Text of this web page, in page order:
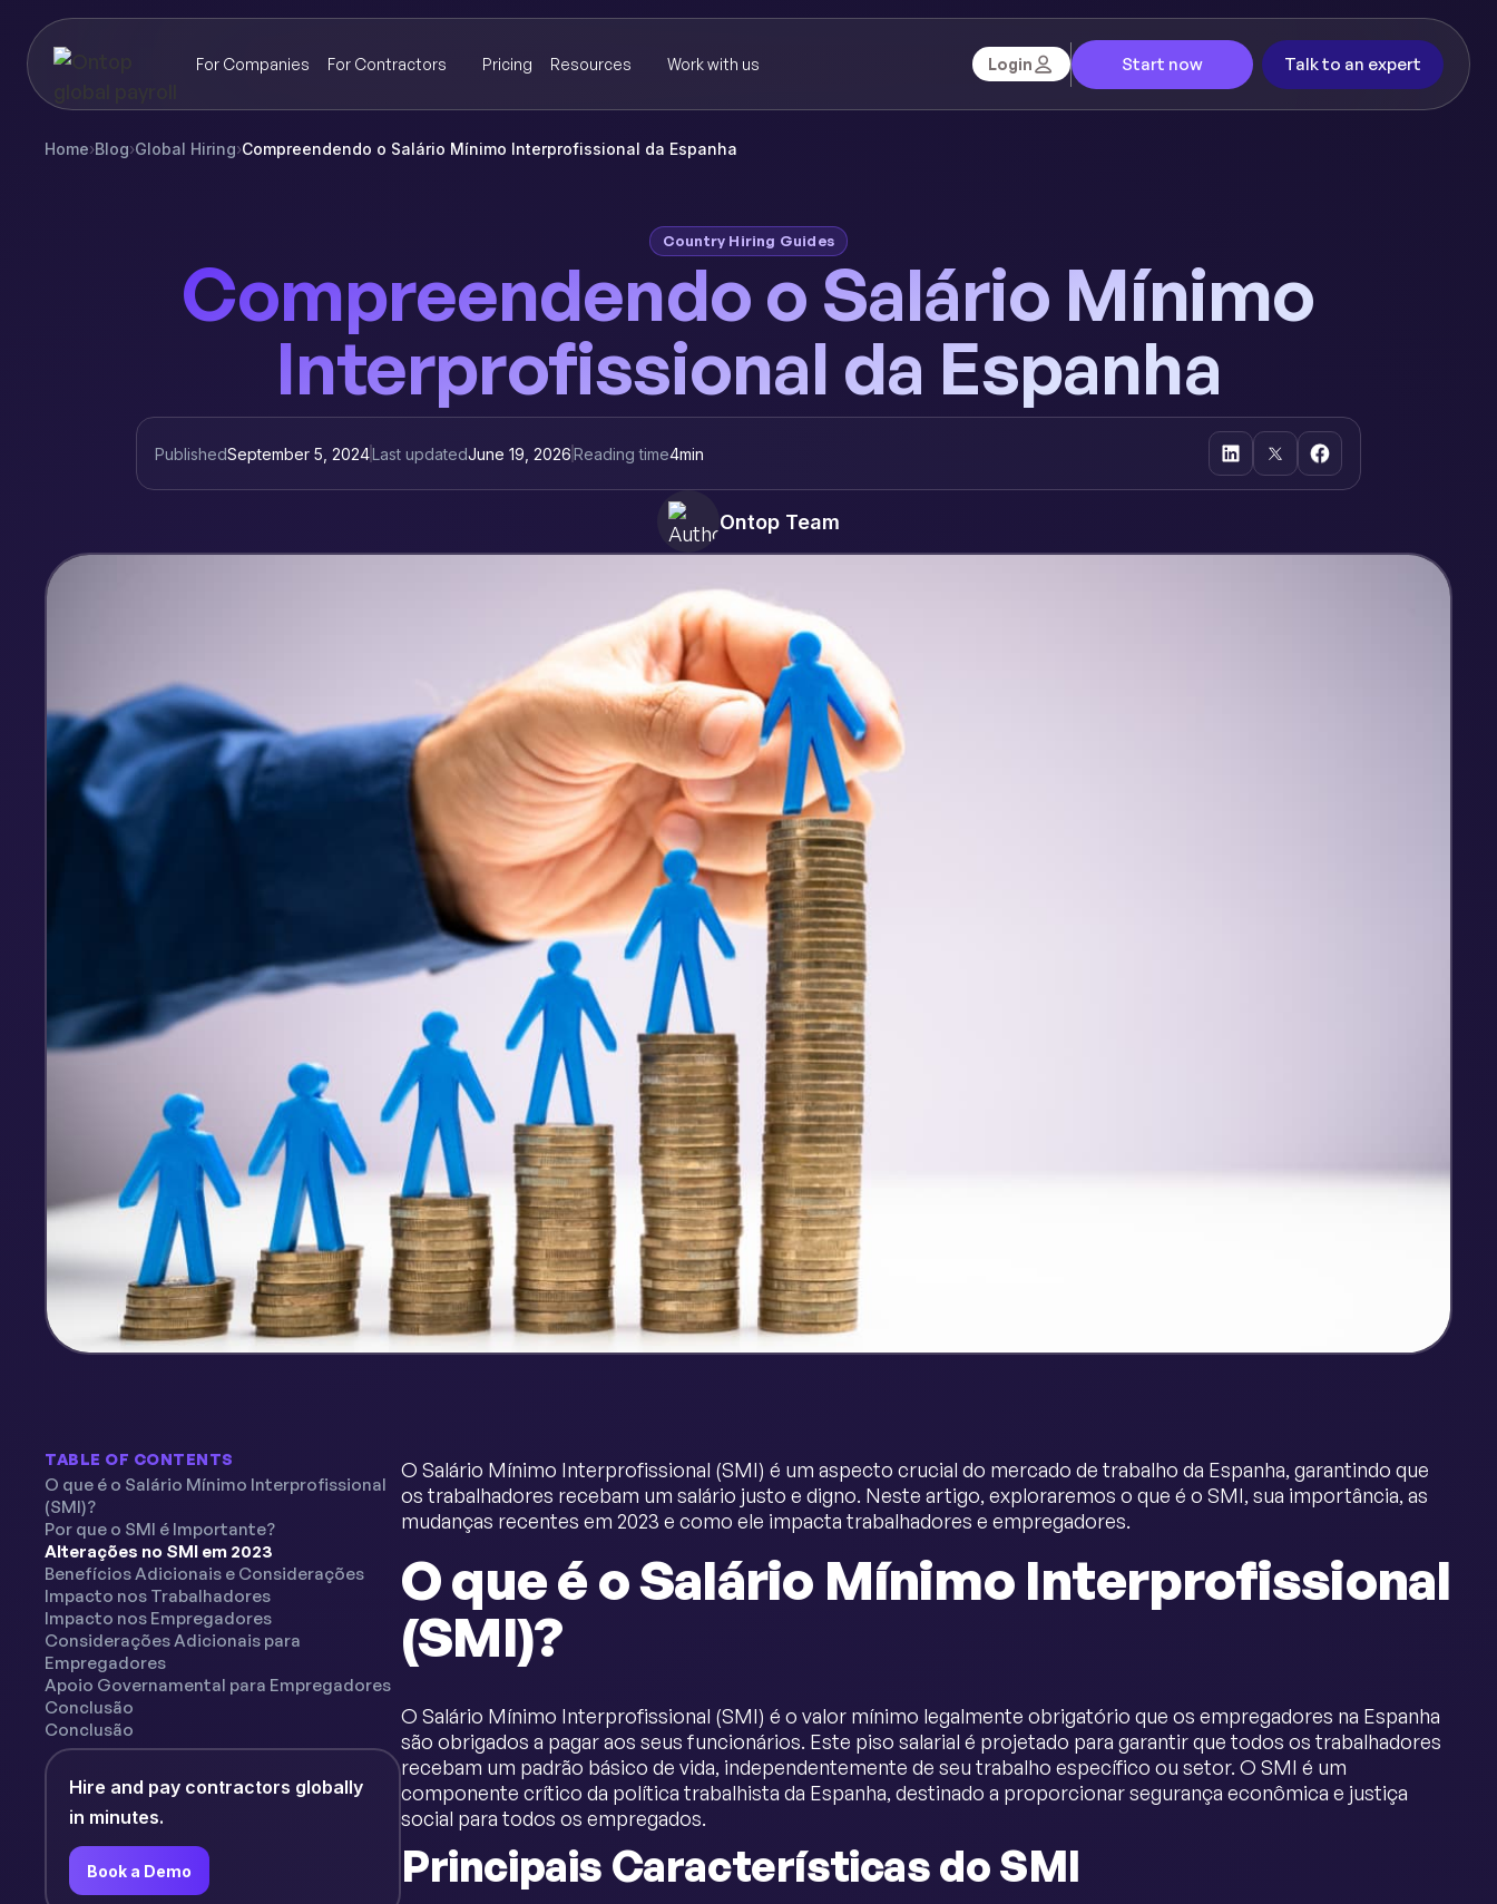
For Companies For Contractors Pricing Resources Work with us Login Start now Talk to an expert
Home›Blog›Global Hiring›Compreendendo o Salário Mínimo Interprofissional da Espanha
Country Hiring Guides
Compreendendo o Salário Mínimo
Interprofissional da Espanha
PublishedSeptember 5, 2024Last updatedJune 19, 2026Reading time4min
Ontop Team
TABLE OF CONTENTS
O que é o Salário Mínimo Interprofissional
(SMI)?
Por que o SMI é Importante?
Alterações no SMI em 2023
Benefícios Adicionais e Considerações
Impacto nos Trabalhadores
Impacto nos Empregadores
Considerações Adicionais para
Empregadores
Apoio Governamental para Empregadores
Conclusão
Conclusão
Hire and pay contractors globally
in minutes.
Book a Demo
O Salário Mínimo Interprofissional (SMI) é um aspecto crucial do mercado de trabalho da Espanha, garantindo que
os trabalhadores recebam um salário justo e digno. Neste artigo, exploraremos o que é o SMI, sua importância, as
mudanças recentes em 2023 e como ele impacta trabalhadores e empregadores.
O que é o Salário Mínimo Interprofissional
(SMI)?
O Salário Mínimo Interprofissional (SMI) é o valor mínimo legalmente obrigatório que os empregadores na Espanha
são obrigados a pagar aos seus funcionários. Este piso salarial é projetado para garantir que todos os trabalhadores
recebam um padrão básico de vida, independentemente de seu trabalho específico ou setor. O SMI é um
componente crítico da política trabalhista da Espanha, destinado a proporcionar segurança econômica e justiça
social para todos os empregados.
Principais Características do SMI